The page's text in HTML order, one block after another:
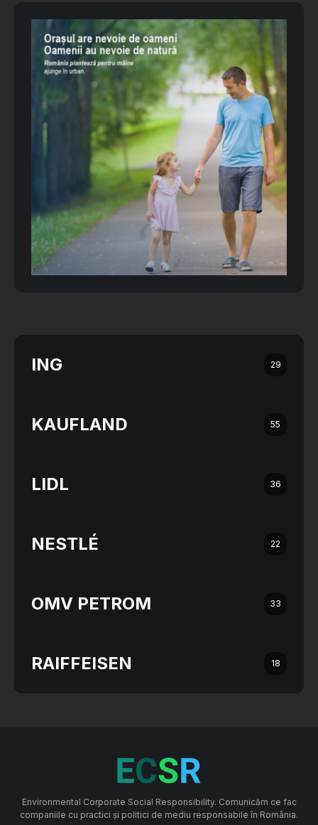
ING 29
KAUFLAND 55
LIDL 36
NESTLÉ 22
OMV PETROM 33
RAIFFEISEN 18
Environmental Corporate Social Responsibility. Comunicăm ce fac
companiile cu practici și politici de mediu responsabile în România.